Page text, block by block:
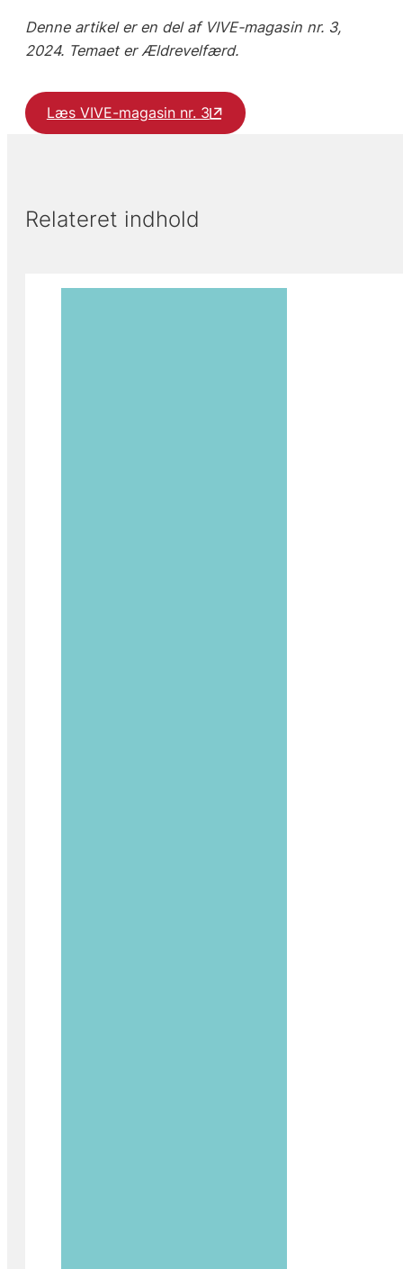
Denne artikel er en del af VIVE-magasin nr. 3,
2024. Temaet er Ældrevelfærd.
Læs VIVE-magasin nr. 3
Relateret indhold